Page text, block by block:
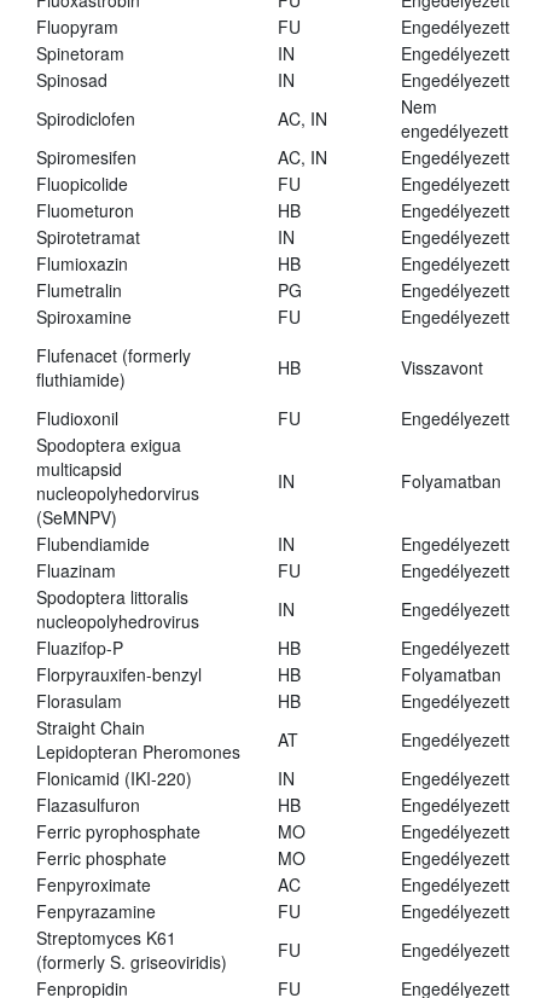
Fluopyram
FU
Engedélyezett
Spinetoram
IN
Engedélyezett
Spinosad
IN
Engedélyezett
Spirodiclofen
AC, IN
Nem
engedélyezett
Spiromesifen
AC, IN
Engedélyezett
Fluopicolide
FU
Engedélyezett
Fluometuron
HB
Engedélyezett
Spirotetramat
IN
Engedélyezett
Flumioxazin
HB
Engedélyezett
Flumetralin
PG
Engedélyezett
Spiroxamine
FU
Engedélyezett
Flufenacet (formerly
fluthiamide)
HB Visszavont
Fludioxonil FU
Engedélyezett
Spodoptera exigua
multicapsid
nucleopolyhedorvirus
(SeMNPV)
IN Folyamatban
Flubendiamide IN
Engedélyezett
Fluazinam
FU
Engedélyezett
Spodoptera littoralis
nucleopolyhedrovirus
IN
Engedélyezett
Fluazifop-P
HB
Engedélyezett
Florpyrauxifen-benzyl
HB
Folyamatban
Florasulam
HB
Engedélyezett
Straight Chain
Lepidopteran Pheromones
AT
Engedélyezett
Flonicamid (IKI-220)
IN
Engedélyezett
Flazasulfuron
HB
Engedélyezett
Ferric pyrophosphate
MO
Engedélyezett
Ferric phosphate
MO
Engedélyezett
Fenpyroximate
AC
Engedélyezett
Fenpyrazamine
FU
Engedélyezett
Streptomyces K61
(formerly S. griseoviridis)
FU
Engedélyezett
Fenpropidin
FU Engedélyezett